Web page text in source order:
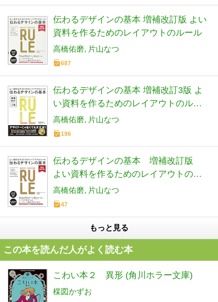
伝わるデザインの基本 増補改訂版 よい
資料を作るためのレイアウトのルール
高橋佑磨 片山なつ
687
伝わるデザインの基本 増補改訂3版 よ
い資料を作るためのレイアウトのルー
ル
高橋佑磨 片山なつ
196
伝わるデザインの基本 増補改訂版
よい資料を作るためのレイアウトのル
ール
高橋佑磨 片山なつ
47
もっと見る
この本を読んだ人がよく読む本
こわい本２ 異形 (角川ホラー文庫)
楳図かずお